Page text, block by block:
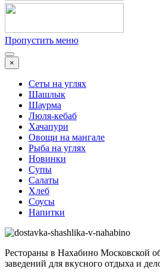
Пропустить меню
×
Сеты на углях
Шашлык
Шаурма
Люля-кебаб
Хачапури
Овощи на мангале
Рыба на углях
Новинки
Супы
Салаты
Хлеб
Соусы
Напитки
Рестораны в Нахабино Московской
заведений для вкусного отдыха и